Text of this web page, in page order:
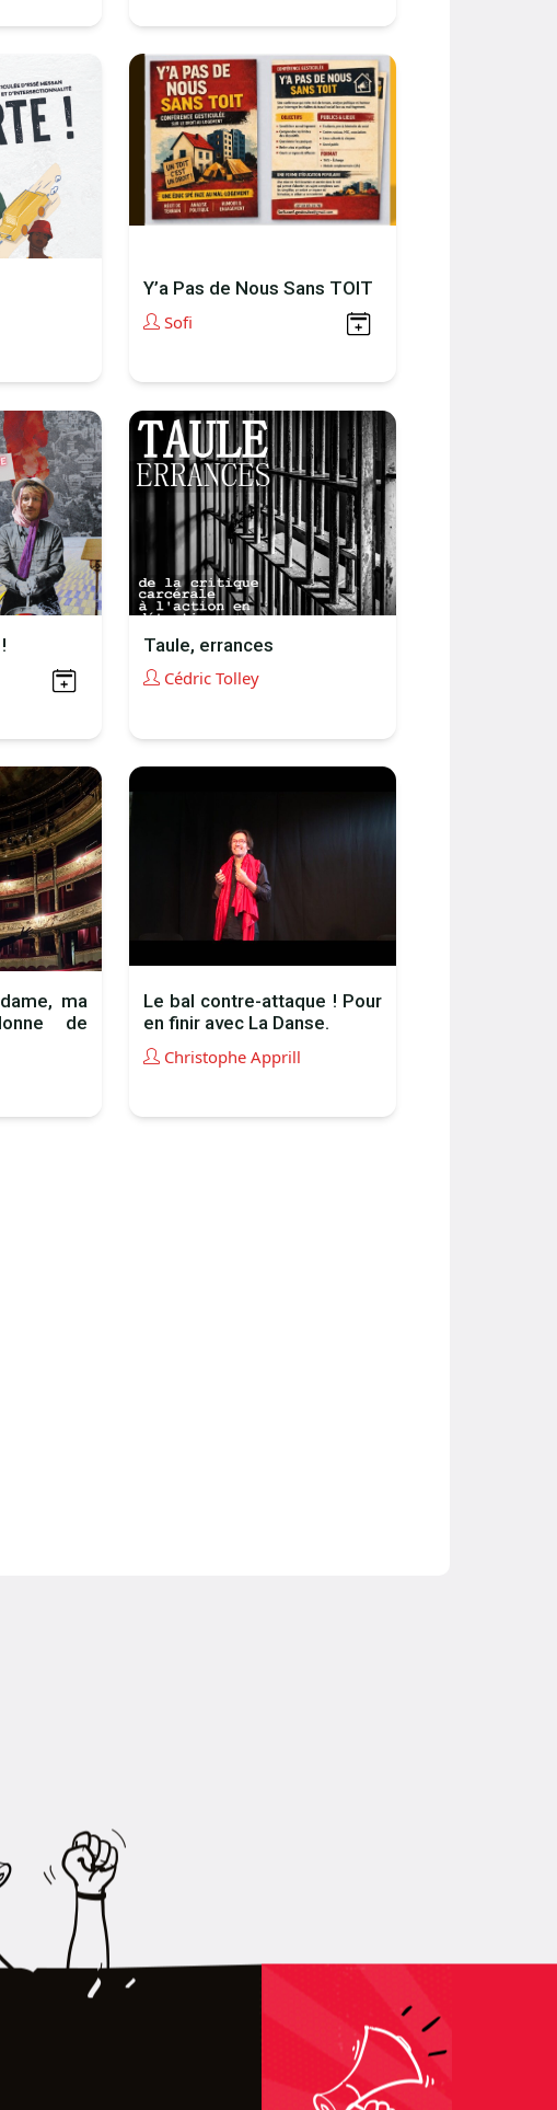
Y’a Pas de Nous Sans TOIT
Sofi
Taule, errances
Cédric Tolley
ma
de
Le bal contre-attaque ! Pour
en finir avec La Danse.
Christophe Apprill